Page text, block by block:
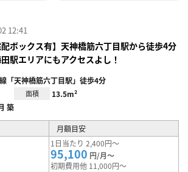
12:41
配ボックス有】天神橋筋六丁目駅から徒歩4分
駅エリアにもアクセスよし！
「天神橋筋六丁目駅」徒歩4分
面積 13.5m²
築
月額目安
1日当たり 2,400円～
95,100 円/月～
初期費用他 11,000円～